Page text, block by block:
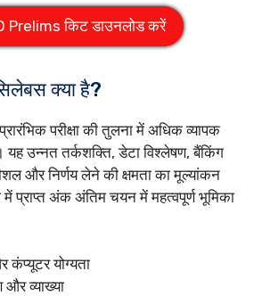
Prelims किट डाउनलोड करें
क्या है?
परीक्षा की तुलना में अधिक व्यापक
उन्नत तर्कशक्ति, डेटा विश्लेषण, बैंकिंग
और निर्णय लेने की क्षमता का मूल्यांकन
में प्राप्त अंक अंतिम चयन में महत्वपूर्ण भूमिका
कंप्यूटर योग्यता
और व्याख्या